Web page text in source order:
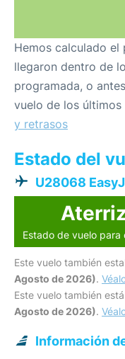
Hemos calculado el
llegaron dentro de
programada, o
vuelo de los últimos
y retrasos
Estado del
U28068
Estado de vuelo
Este vuelo también
Agosto de 2026).
Este vuelo también
Agosto de 2026).
Información